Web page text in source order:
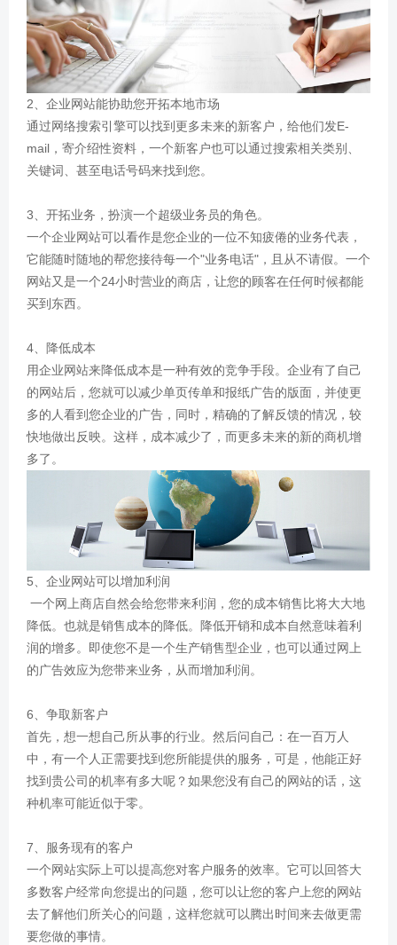
2、企业网站能协助您开拓本地市场
通过网络搜索引擎可以找到更多未来的新客户，给他们发E-
mail，寄介绍性资料，一个新客户也可以通过搜索相关类别、
关键词、甚至电话号码来找到您。
3、开拓业务，扮演一个超级业务员的角色。
一个企业网站可以看作是您企业的一位不知疲倦的业务代表，
它能随时随地的帮您接待每一个"业务电话"，且从不请假。一个
网站又是一个24小时营业的商店，让您的顾客在任何时候都能
买到东西。
4、降低成本
用企业网站来降低成本是一种有效的竞争手段。企业有了自己
的网站后，您就可以减少单页传单和报纸广告的版面，并使更
多的人看到您企业的广告，同时，精确的了解反馈的情况，较
快地做出反映。这样，成本减少了，而更多未来的新的商机增
多了。
5、企业网站可以增加利润
一个网上商店自然会给您带来利润，您的成本销售比将大大地
降低。也就是销售成本的降低。降低开销和成本自然意味着利
润的增多。即使您不是一个生产销售型企业，也可以通过网上
的广告效应为您带来业务，从而增加利润。
6、争取新客户
首先，想一想自己所从事的行业。然后问自己：在一百万人
中，有一个人正需要找到您所能提供的服务，可是，他能正好
找到贵公司的机率有多大呢？如果您没有自己的网站的话，这
种机率可能近似于零。
7、服务现有的客户
一个网站实际上可以提高您对客户服务的效率。它可以回答大
多数客户经常向您提出的问题，您可以让您的客户上您的网站
去了解他们所关心的问题，这样您就可以腾出时间来去做更需
要您做的事情。